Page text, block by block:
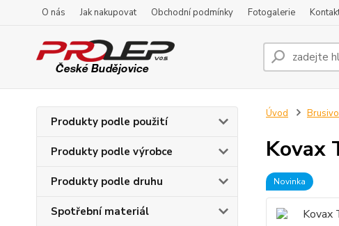
O nás Jak nakupovat Obchodní podmínky Fotogalerie
Produkty podle použití
Produkty podle výrobce
Produkty podle druhu
Spotřební materiál
Úvod Brusivo
Kovax
Novinka